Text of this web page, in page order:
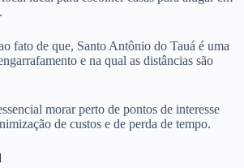
fato de que, Santo Antônio do Tauá é uma
e na qual as distâncias são
morar perto de pontos de interesse
de custos e de perda de tempo.